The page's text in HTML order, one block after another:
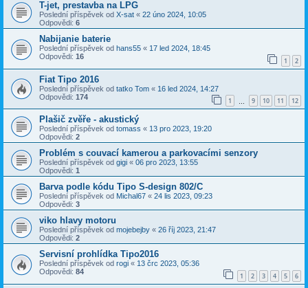
T-jet, prestavba na LPG
Poslední příspěvek od X-sat « 22 úno 2024, 10:05
Odpovědi: 6
Nabijanie baterie
Poslední příspěvek od hans55 « 17 led 2024, 18:45
Odpovědi: 16 1 2
Fiat Tipo 2016
Poslední příspěvek od tatko Tom « 16 led 2024, 14:27
Odpovědi: 174 1 9 10 11 12
Plašič zvěře - akustický
Poslední příspěvek od tomass « 13 pro 2023, 19:20
Odpovědi: 2
Problém s couvací kamerou a parkovacími senzory
Poslední příspěvek od gigi « 06 pro 2023, 13:55
Odpovědi: 1
Barva podle kódu Tipo S-design 802/C
Poslední příspěvek od Michal67 « 24 lis 2023, 09:23
Odpovědi: 3
viko hlavy motoru
Poslední příspěvek od mojebejby « 26 říj 2023, 21:47
Odpovědi: 2
Servisní prohlídka Tipo2016
Poslední příspěvek od rogi « 13 črc 2023, 05:36
Odpovědi: 84 1 2 3 4 5 6